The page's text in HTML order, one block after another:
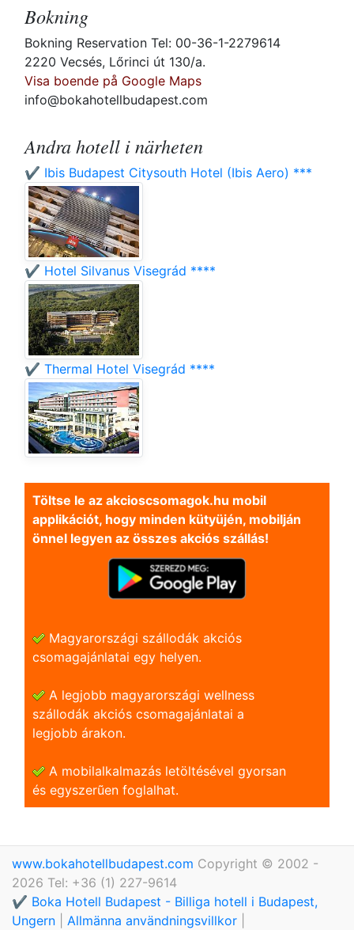
Bokning
Bokning Reservation Tel: 00-36-1-2279614
2220 Vecsés, Lőrinci út 130/a.
Visa boende på Google Maps
info@bokahotellbudapest.com
Andra hotell i närheten
✔️ Ibis Budapest Citysouth Hotel (Ibis Aero) ***
✔️ Hotel Silvanus Visegrád ****
✔️ Thermal Hotel Visegrád ****
Töltse le az akcioscsomagok.hu mobil
applikációt, hogy minden kütyüjén, mobilján
önnel legyen az összes akciós szállás!
Magyarországi szállodák akciós
csomagajánlatai egy helyen.
A legjobb magyarországi wellness
szállodák akciós csomagajánlatai a
legjobb árakon.
A mobilalkalmazás letöltésével gyorsan
és egyszerũen foglalhat.
www.bokahotellbudapest.com Copyright © 2002 -
2026 Tel: +36 (1) 227-9614
✔️ Boka Hotell Budapest - Billiga hotell i Budapest,
Ungern
Allmänna användningsvillkor